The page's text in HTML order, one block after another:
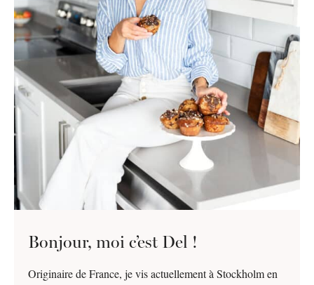
Bonjour, moi c’est Del !
Originaire de France, je vis actuellement à Stockholm en